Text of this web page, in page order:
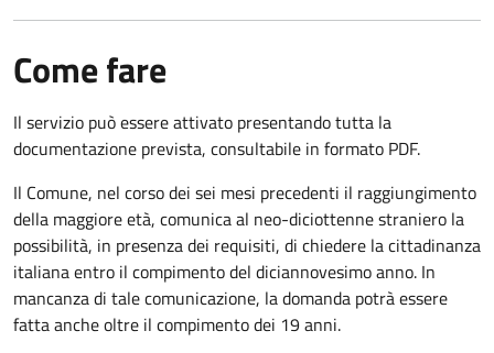
Come fare
Il servizio può essere attivato presentando tutta la
documentazione prevista, consultabile in formato PDF.
Il Comune, nel corso dei sei mesi precedenti il raggiungimento
della maggiore età, comunica al neo-diciottenne straniero la
possibilità, in presenza dei requisiti, di chiedere la cittadinanza
italiana entro il compimento del diciannovesimo anno. In
mancanza di tale comunicazione, la domanda potrà essere
fatta anche oltre il compimento dei 19 anni.